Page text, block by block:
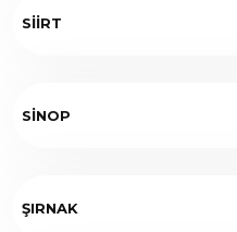
SİİRT
SİNOP
ŞIRNAK